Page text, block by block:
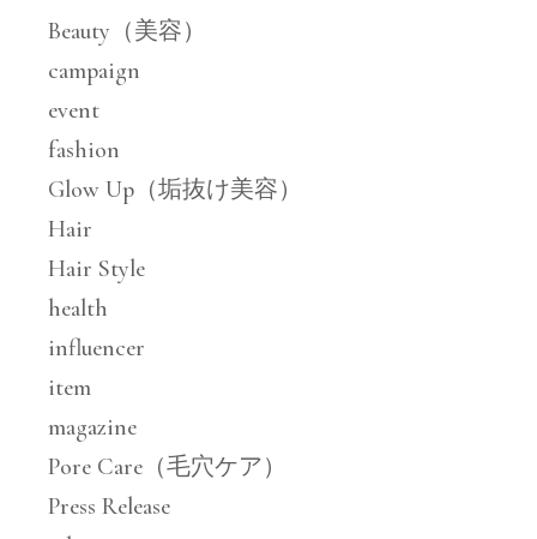
Beauty（美容）
campaign
event
fashion
Glow Up（垢抜け美容）
Hair
Hair Style
health
influencer
item
magazine
Pore Care（毛穴ケア）
Press Release